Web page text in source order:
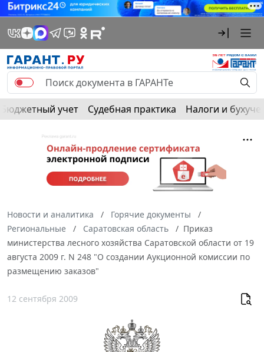
Бюджетный учет Судебная практика Налоги и
Новости и аналитика
Горячие документы
Региональные
Саратовская область
Приказ
министерства лесного хозяйства Саратовской области от 19
августа 2009 г. N 248 "О создании Аукционной комиссии по
размещению заказов"
12 сентября 2009